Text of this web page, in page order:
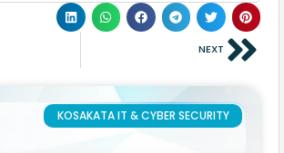
NEXT
KOSAKATA IT & CYBER SECURITY